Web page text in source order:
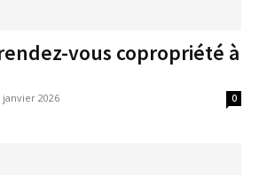
vous copropriété à
janvier 2026 0